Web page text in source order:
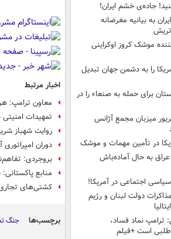
جاده‌ی خشم ایران!
به بیانیه مغرضانه
موشک کروز اوکراینی
را به دشمن جهان تبدیل
برای حمله به صنعاء را در
میزبان مجمع آژانس
در تأمین مهمات و موشک
به حال آماده‌باش
اجتماعی در آمریکا!
دولت لبنان و رژیم
ترامپ نماد فساد،
طلبی است +فیلم
اخبار مرتبط
معاون ترامپ:
تمهیدات
روایت شهباز
دوران
بروجردی:
منابع
کشتی‌های تجاری
برچسب‌ها جنگ